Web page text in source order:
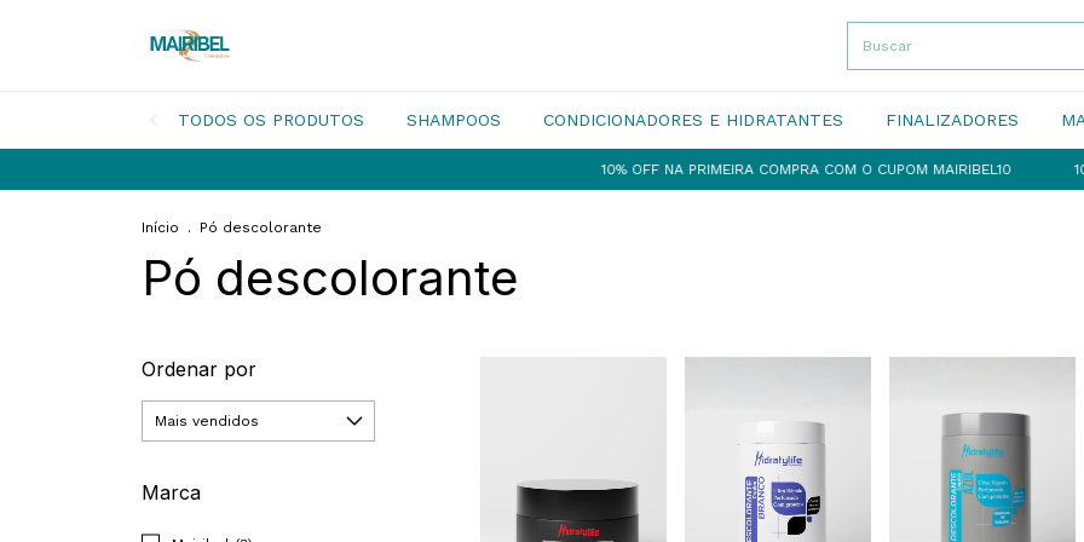
TODOS OS PRODUTOS SHAMPOOS CONDICIONADORES E HIDRATANTES FINALIZADORES
10% OFF NA PRIMEIRA COMPRA COM O CUPOM MAIRIBEL10 10%
Início . Pó descolorante
Pó descolorante
Ordenar por
Marca